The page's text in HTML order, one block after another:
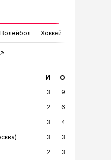
Волейбол Хоккей
И О
3
9
2
6
3
4
3
3
2
3